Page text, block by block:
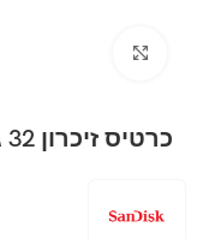
כרטיס זיכרון 32 גיגה SanDisk Micro SD